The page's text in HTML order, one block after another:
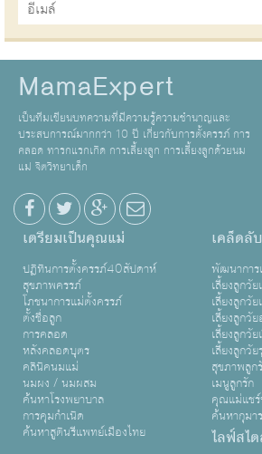
MamaExpert
เป็นทีมเขียนบทความที่มีความรู้ความชำนาญและ
ประสบการณ์มากกว่า 10 ปี เกี่ยวกับการตั้งครรภ์ การ
คลอด ทารกแรกเกิด การเลี้ยงลูก การเลี้ยงลูกด้วยนม
แม่ จิตวิทยาเด็ก
เตรียมเป็นคุณแม่
ปฏิทินการตั้งครรภ์40สัปดาห์
สุขภาพครรภ์
โภชนาการแม่ตั้งครรภ์
ตั้งชื่อลูก
การคลอด
หลังคลอดบุตร
คลินิคนมแม่
นมผง / นมผสม
ค้นหาโรงพยาบาล
การคุมกำเนิด
ค้นหาสูตินรีแพทย์เมืองไทย
เคล็ดลั
พัฒนากา
เลี้ยงลูกวั
เลี้ยงลูกวัย
เลี้ยงลูกวั
เลี้ยงลูกวัย
เลี้ยงลูกวัย
สุขภาพลูก
เมนูลูกรัก
คุณแม่แช
ค้นหากุมา
ไลฟ์สไ